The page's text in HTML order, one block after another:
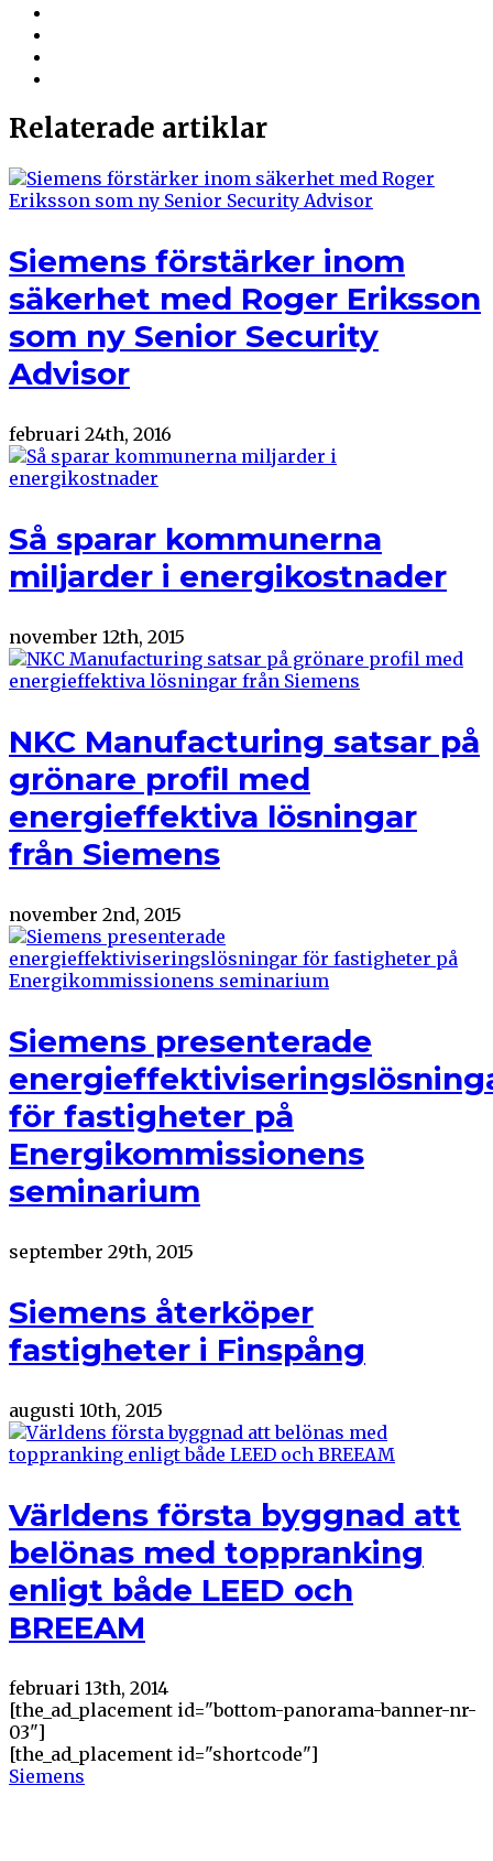
Relaterade artiklar
Siemens förstärker inom
säkerhet med Roger Eriksson
som ny Senior Security
Advisor
februari 24th, 2016
Så sparar kommunerna
miljarder i energikostnader
november 12th, 2015
NKC Manufacturing satsar på
grönare profil med
energieffektiva lösningar
från Siemens
november 2nd, 2015
Siemens presenterade
för fastigheter på
Energikommissionens
seminarium
september 29th, 2015
Siemens återköper
fastigheter i Finspång
augusti 10th, 2015
Världens första byggnad att
belönas med toppranking
enligt både LEED och
BREEAM
februari 13th, 2014
[the_ad_placement id="bottom-panorama-banner-nr-
03"]
[the_ad_placement id="shortcode"]
Siemens